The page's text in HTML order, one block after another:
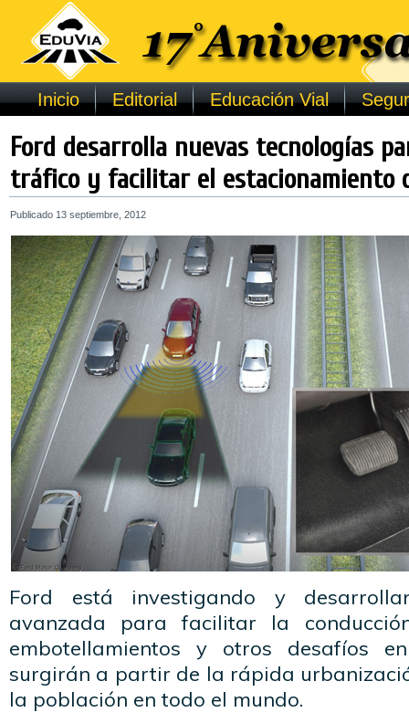
Inicio Editorial Educación Vial
Ford desarrolla nuevas tecnologías
tráfico y facilitar el estacionamiento
Publicado 13 septiembre, 2012
Ford está investigando y
avanzada para facilitar la
embotellamientos y otros desafíos
surgirán a partir de la rápida
la población en todo el mundo.